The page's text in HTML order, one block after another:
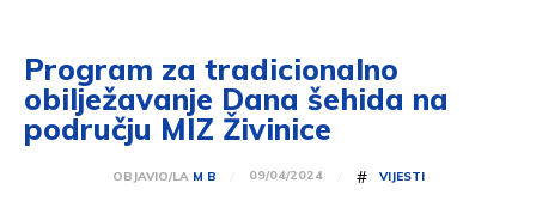
Program za tradicionalno
obilježavanje Dana šehida na
području MIZ Živinice
OBJAVIO/LA M B 09/04/2024 # VIJESTI